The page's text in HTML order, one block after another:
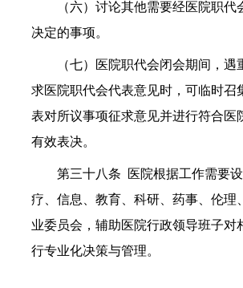
（六）讨论其他需要经医院职
决定的事项。
（七）医院职代会闭会期间，遇
求医院职代会代表意见时，可临时召
表对所议事项征求意见并进行符合医
有效表决。
第三十八条
医院根据工作需要
疗、信息、教育、科研、药事、伦理
业委员会，辅助医院行政领导班子对
行专业化决策与管理。